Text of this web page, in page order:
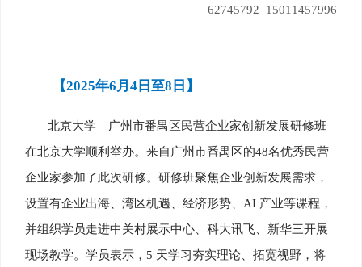
62745792 15011457996
【2025年6月4日至8日】
北京大学—广州市番禺区民营企业家创新发展研修班
在北京大学顺利举办。来自广州市番禺区的48名优秀民营
企业家参加了此次研修。研修班聚焦企业创新发展需求，
设置有企业出海、湾区机遇、经济形势、AI 产业等课程，
并组织学员走进中关村展示中心、科大讯飞、新华三开展
现场教学。学员表示，5 天学习夯实理论、拓宽视野，将